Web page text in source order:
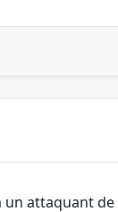
attaquant